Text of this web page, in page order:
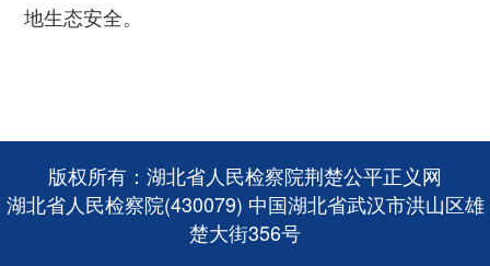
地生态安全。
版权所有：湖北省人民检察院荆楚公平正义网
湖北省人民检察院(430079) 中国湖北省武汉市洪山区雄
楚大街356号